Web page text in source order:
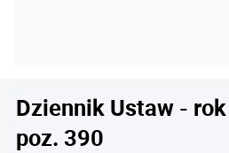
Dziennik Ustaw -
poz. 390